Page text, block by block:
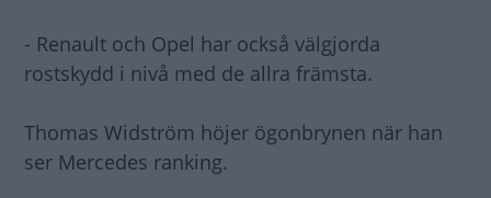
- Renault och Opel har också välgjorda
rostskydd i nivå med de allra främsta.
Thomas Widström höjer ögonbrynen när han
ser Mercedes ranking.